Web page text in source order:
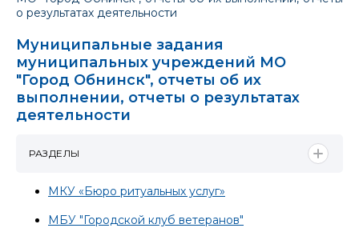
о результатах деятельности
Муниципальные задания
муниципальных учреждений МО
"Город Обнинск", отчеты об их
выполнении, отчеты о результатах
деятельности
МКУ «Бюро ритуальных услуг»
МБУ "Городской клуб ветеранов"
РАЗДЕЛЫ